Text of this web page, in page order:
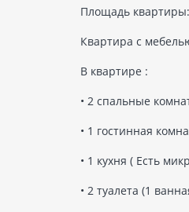
Площадь
Квартира с
В квартире :
• 2 спальные
• 1 гостинная
• 1 кухня ( Есть
• 2 туалета (1